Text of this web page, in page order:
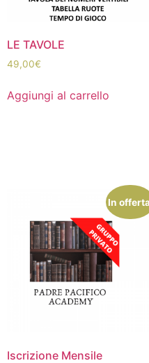
LE TAVOLE
49,00€
Aggiungi al carrello
In
Iscrizione Mensile